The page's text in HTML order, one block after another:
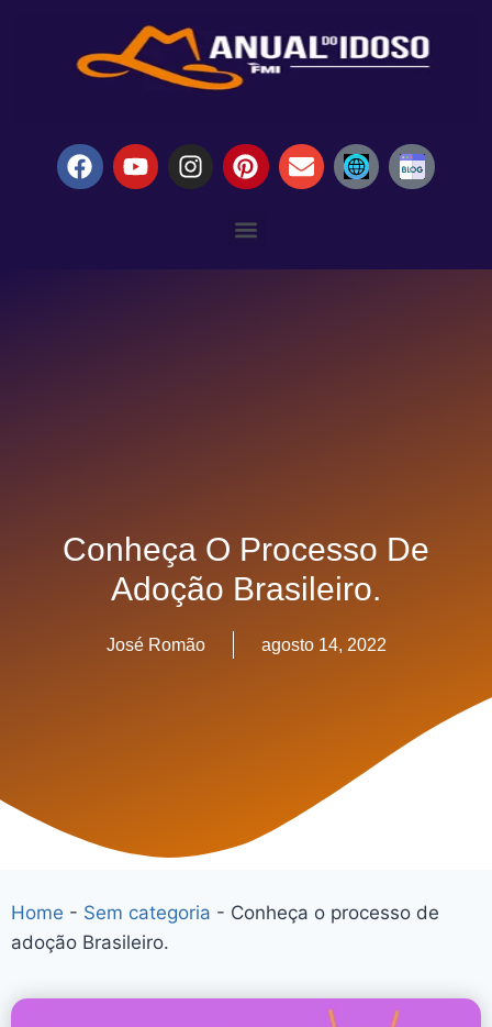
Conheça O Processo De
Adoção Brasileiro.
José Romão agosto 14, 2022
Home - Sem categoria - Conheça o processo de
adoção Brasileiro.